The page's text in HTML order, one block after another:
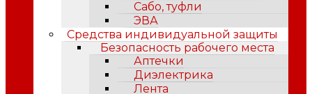
Сабо, туфли
ЭВА
Средства индивидуальной защиты
Безопасность рабочего места
Аптечки
Диэлектрика
Лента